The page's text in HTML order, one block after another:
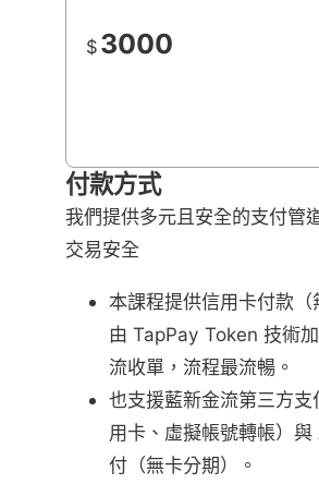
$ 3000
付款方式
我們提供多元且安全的支付管
交易安全
本課程提供信用卡付款（
由 TapPay Token 技術
流收單，流程最流暢。
也支援藍新金流第三方支
用卡、虛擬帳號轉帳）與
付（無卡分期）。